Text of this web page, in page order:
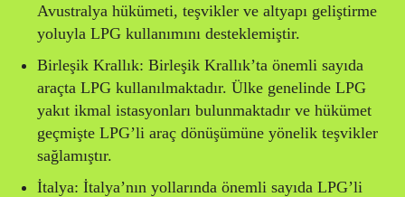
Avustralya hükümeti, teşvikler ve altyapı geliştirme
yoluyla LPG kullanımını desteklemiştir.
Birleşik Krallık: Birleşik Krallık’ta önemli sayıda
araçta LPG kullanılmaktadır. Ülke genelinde LPG
yakıt ikmal istasyonları bulunmaktadır ve hükümet
geçmişte LPG’li araç dönüşümüne yönelik teşvikler
sağlamıştır.
İtalya: İtalya’nın yollarında önemli sayıda LPG’li